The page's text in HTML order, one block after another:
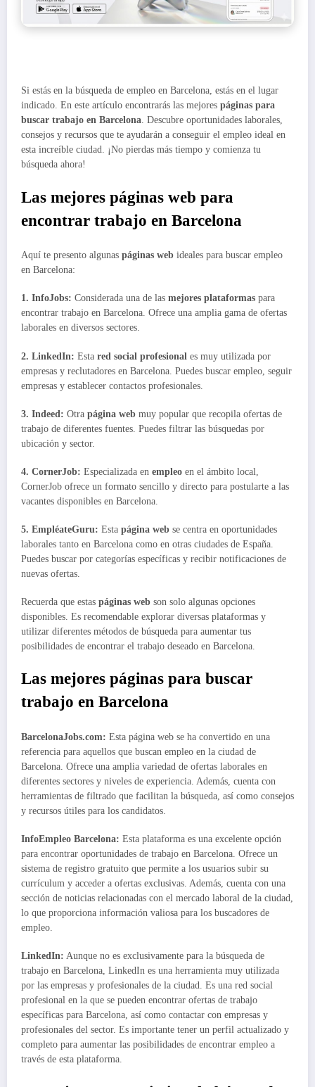
Si estás en la búsqueda de empleo en Barcelona, estás en el lugar
indicado. En este artículo encontrarás las mejores páginas para
buscar trabajo en Barcelona. Descubre oportunidades laborales,
consejos y recursos que te ayudarán a conseguir el empleo ideal en
esta increíble ciudad. ¡No pierdas más tiempo y comienza tu
búsqueda ahora!
Las mejores páginas web para
encontrar trabajo en Barcelona
Aquí te presento algunas páginas web ideales para buscar empleo
en Barcelona:
1. InfoJobs: Considerada una de las mejores plataformas para
encontrar trabajo en Barcelona. Ofrece una amplia gama de ofertas
laborales en diversos sectores.
2. LinkedIn: Esta red social profesional es muy utilizada por
empresas y reclutadores en Barcelona. Puedes buscar empleo, seguir
empresas y establecer contactos profesionales.
3. Indeed: Otra página web muy popular que recopila ofertas de
trabajo de diferentes fuentes. Puedes filtrar las búsquedas por
ubicación y sector.
4. CornerJob: Especializada en empleo en el ámbito local,
CornerJob ofrece un formato sencillo y directo para postularte a las
vacantes disponibles en Barcelona.
5. EmpléateGuru: Esta página web se centra en oportunidades
laborales tanto en Barcelona como en otras ciudades de España.
Puedes buscar por categorías específicas y recibir notificaciones de
nuevas ofertas.
Recuerda que estas páginas web son solo algunas opciones
disponibles. Es recomendable explorar diversas plataformas y
utilizar diferentes métodos de búsqueda para aumentar tus
posibilidades de encontrar el trabajo deseado en Barcelona.
Las mejores páginas para buscar
trabajo en Barcelona
BarcelonaJobs.com: Esta página web se ha convertido en una
referencia para aquellos que buscan empleo en la ciudad de
Barcelona. Ofrece una amplia variedad de ofertas laborales en
diferentes sectores y niveles de experiencia. Además, cuenta con
herramientas de filtrado que facilitan la búsqueda, así como consejos
y recursos útiles para los candidatos.
InfoEmpleo Barcelona: Esta plataforma es una excelente opción
para encontrar oportunidades de trabajo en Barcelona. Ofrece un
sistema de registro gratuito que permite a los usuarios subir su
currículum y acceder a ofertas exclusivas. Además, cuenta con una
sección de noticias relacionadas con el mercado laboral de la ciudad,
lo que proporciona información valiosa para los buscadores de
empleo.
LinkedIn: Aunque no es exclusivamente para la búsqueda de
trabajo en Barcelona, LinkedIn es una herramienta muy utilizada
por las empresas y profesionales de la ciudad. Es una red social
profesional en la que se pueden encontrar ofertas de trabajo
específicas para Barcelona, así como contactar con empresas y
profesionales del sector. Es importante tener un perfil actualizado y
completo para aumentar las posibilidades de encontrar empleo a
través de esta plataforma.